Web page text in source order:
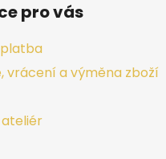
pro vás
vrácení a výměna zboží